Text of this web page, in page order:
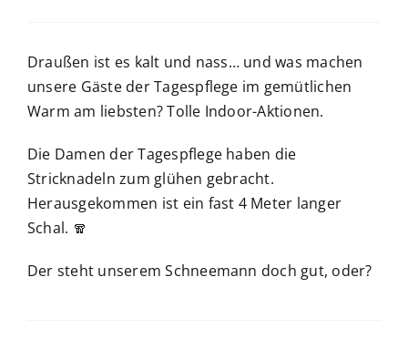
Draußen ist es kalt und nass… und was machen
unsere Gäste der Tagespflege im gemütlichen
Warm am liebsten? Tolle Indoor-Aktionen.
Die Damen der Tagespflege haben die
Stricknadeln zum glühen gebracht.
Herausgekommen ist ein fast 4 Meter langer
Schal. 🧣
Der steht unserem Schneemann doch gut, oder?